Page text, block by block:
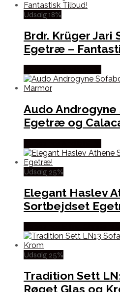
Udsalg 18%
Brdr. Krüger Jari
Egetræ –
Audo
Egetræ og
Udsalg 25%
Elegant Haslev
Sortbejdset
Udsalg 25%
Tradition Sett
Røget Glas og